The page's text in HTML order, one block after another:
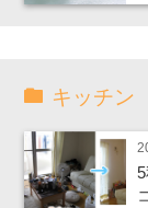
キッチン